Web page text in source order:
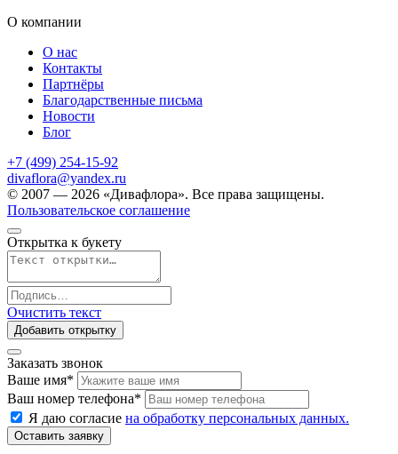
О компании
О нас
Контакты
Партнёры
Благодарственные письма
Новости
Блог
+7 (499) 254-15-92
divaflora@yandex.ru
© 2007 — 2026 «Дивафлора». Все права защищены.
Пользовательское соглашение
Открытка к букету
Очистить текст
Добавить открытку
Заказать звонок
Ваше имя*
Ваш номер телефона*
Я даю согласие на обработку персональных данных.